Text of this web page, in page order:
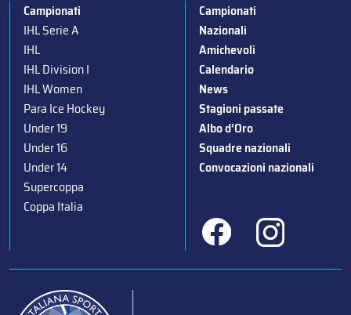
Campionati
IHL Serie A
IHL
IHL Division I
IHL Women
Para Ice Hockey
Under 19
Under 16
Under 14
Supercoppa
Coppa Italia
Campionati
Nazionali
Amichevoli
Calendario
News
Stagioni passate
Albo d’Oro
Squadre nazionali
Convocazioni nazionali